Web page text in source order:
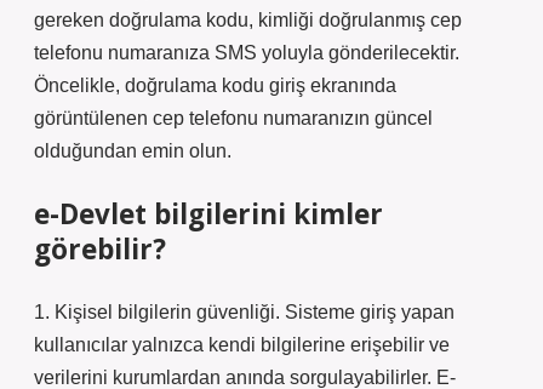
gereken doğrulama kodu, kimliği doğrulanmış cep
telefonu numaranıza SMS yoluyla gönderilecektir.
Öncelikle, doğrulama kodu giriş ekranında
görüntülenen cep telefonu numaranızın güncel
olduğundan emin olun.
e-Devlet bilgilerini kimler
görebilir?
1. Kişisel bilgilerin güvenliği. Sisteme giriş yapan
kullanıcılar yalnızca kendi bilgilerine erişebilir ve
verilerini kurumlardan anında sorgulayabilirler. E-